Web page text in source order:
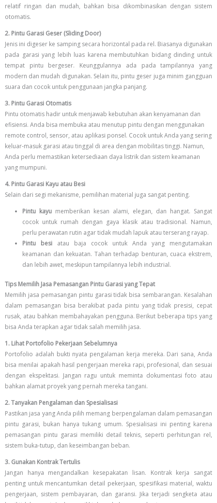
relatif ringan dan mudah, bahkan bisa dikombinasikan dengan sistem
otomatis.
2. Pintu Garasi Geser (Sliding Door)
Jenis ini digeser ke samping secara horizontal pada rel. Biasanya digunakan
pada garasi yang lebih luas karena membutuhkan bidang dinding untuk
tempat pintu bergeser. Keunggulannya ada pada tampilannya yang
modern dan mudah digunakan. Selain itu, pintu geser juga minim gangguan
suara dan cocok untuk penggunaan jangka panjang.
3. Pintu Garasi Otomatis
Pintu otomatis hadir untuk menjawab kebutuhan akan kenyamanan dan
efisiensi. Anda bisa membuka atau menutup pintu dengan menggunakan
remote control, sensor, atau aplikasi ponsel. Cocok untuk Anda yang sering
keluar-masuk garasi atau tinggal di area dengan mobilitas tinggi. Namun,
Anda perlu memastikan ketersediaan daya listrik dan sistem keamanan
yang mumpuni.
4. Pintu Garasi Kayu atau Besi
Selain dari segi mekanisme, pemilihan material juga sangat penting.
Pintu kayu memberikan kesan alami, elegan, dan hangat. Sangat
cocok untuk rumah dengan gaya klasik atau tradisional. Namun,
perlu perawatan rutin agar tidak mudah lapuk atau terserang rayap.
Pintu besi atau baja cocok untuk Anda yang mengutamakan
keamanan dan kekuatan. Tahan terhadap benturan, cuaca ekstrem,
dan lebih awet, meskipun tampilannya lebih industrial.
Tips Memilih Jasa Pemasangan Pintu Garasi yang Tepat
Memilih jasa pemasangan pintu garasi tidak bisa sembarangan. Kesalahan
dalam pemasangan bisa berakibat pada pintu yang tidak presisi, cepat
rusak, atau bahkan membahayakan pengguna. Berikut beberapa tips yang
bisa Anda terapkan agar tidak salah memilih jasa.
1. Lihat Portofolio Pekerjaan Sebelumnya
Portofolio adalah bukti nyata pengalaman kerja mereka. Dari sana, Anda
bisa menilai apakah hasil pengerjaan mereka rapi, profesional, dan sesuai
dengan ekspektasi. Jangan ragu untuk meminta dokumentasi foto atau
bahkan alamat proyek yang pernah mereka tangani.
2. Tanyakan Pengalaman dan Spesialisasi
Pastikan jasa yang Anda pilih memang berpengalaman dalam pemasangan
pintu garasi, bukan hanya tukang umum. Spesialisasi ini penting karena
pemasangan pintu garasi memiliki detail teknis, seperti perhitungan rel,
sistem buka-tutup, dan keseimbangan beban.
3. Gunakan Kontrak Tertulis
Jangan hanya mengandalkan kesepakatan lisan. Kontrak kerja sangat
penting untuk mencantumkan detail pekerjaan, spesifikasi material, waktu
pengerjaan, sistem pembayaran, dan garansi. Jika terjadi sengketa atau